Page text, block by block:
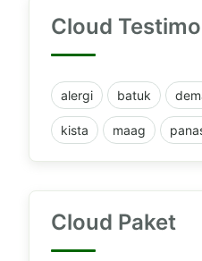
Cloud
alergi batuk
kista maag
Cloud Paket